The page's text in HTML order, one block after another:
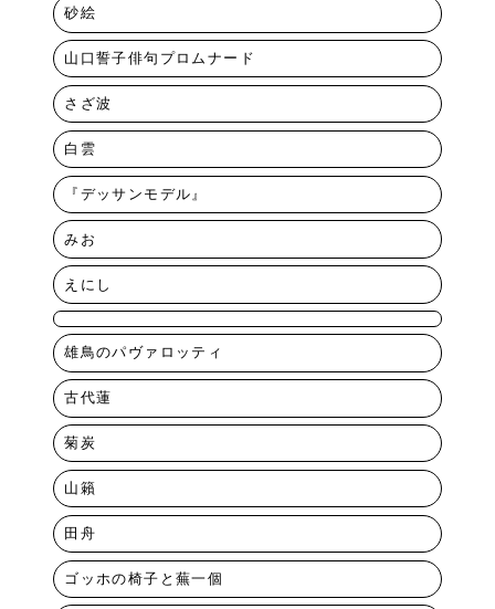
砂絵
山口誓子俳句プロムナード
さざ波
白雲
『デッサンモデル』
みお
えにし
雄鳥のパヴァロッティ
古代蓮
菊炭
山籟
田舟
ゴッホの椅子と蕪一個